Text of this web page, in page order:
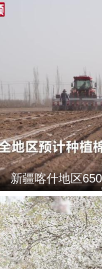
新疆：昆仑